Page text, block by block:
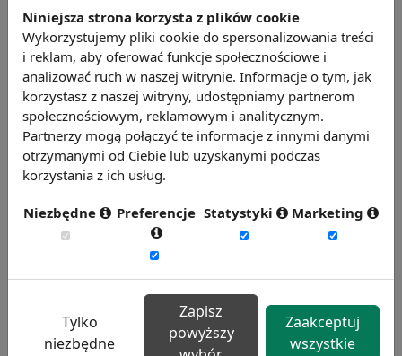
liczba godzin szkoleń przypadających na
jednego pracownika w roku
średni czas trwania procesu rekrutacji
(obsadzenia stanowiska pracy w firmie) w
dniach.
Chcesz wiedzieć więcej?
Zobacz więcej haseł
Niniejsza strona korzysta z plików cookie
Wykorzystujemy pliki cookie do spersonalizowania treści
i reklam, aby oferować funkcje społecznościowe i
analizować ruch w naszej witrynie. Informacje o tym, jak
korzystasz z naszej witryny, udostępniamy partnerom
społecznościowym, reklamowym i analitycznym.
Partnerzy mogą połączyć te informacje z innymi danymi
otrzymanymi od Ciebie lub uzyskanymi podczas
korzystania z ich usług.
Niezbędne Preferencje Statystyki Marketing
Tylko
niezbędne
Zapisz
powyższy
Zaakceptuj
wszystkie